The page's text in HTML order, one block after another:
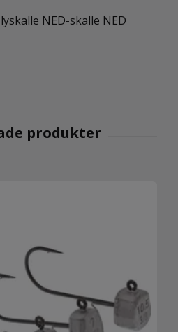
NED-skalle NED